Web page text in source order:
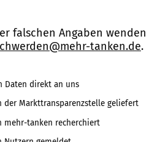
falschen Angaben wenden
tanken.de.
Daten direkt an uns
der Markttransparenzstelle geliefert
mehr-tanken recherchiert